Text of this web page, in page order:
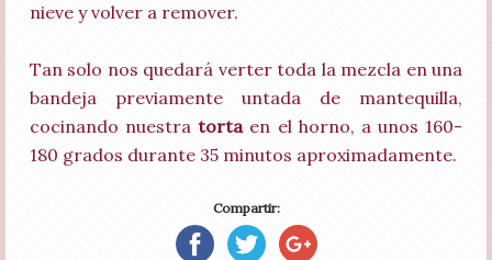
nieve y volver a remover.
Tan solo nos quedará verter toda la mezcla en una
bandeja previamente untada de mantequilla,
cocinando nuestratortaen el horno, a unos 160-
180 grados durante 35 minutos aproximadamente.
Compartir: